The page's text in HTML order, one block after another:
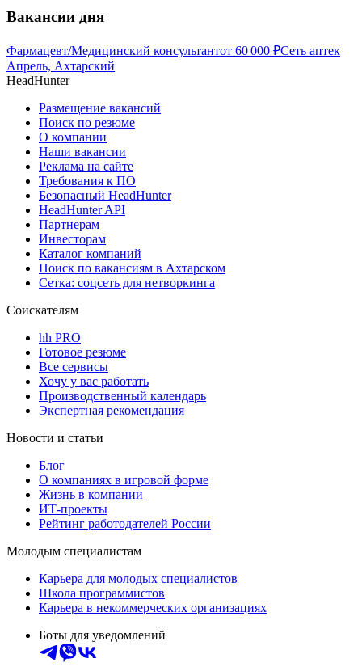
Вакансии дня
Фармацевт/Медицинский консультантот 60 000 ₽Сеть аптек
Апрель, Ахтарский
HeadHunter
Размещение вакансий
Поиск по резюме
О компании
Наши вакансии
Реклама на сайте
Требования к ПО
Безопасный HeadHunter
HeadHunter API
Партнерам
Инвесторам
Каталог компаний
Поиск по вакансиям в Ахтарском
Сетка: соцсеть для нетворкинга
Соискателям
hh PRO
Готовое резюме
Все сервисы
Хочу у вас работать
Производственный календарь
Экспертная рекомендация
Новости и статьи
Блог
О компаниях в игровой форме
Жизнь в компании
ИТ-проекты
Рейтинг работодателей России
Молодым специалистам
Карьера для молодых специалистов
Школа программистов
Карьера в некоммерческих организациях
Боты для уведомлений